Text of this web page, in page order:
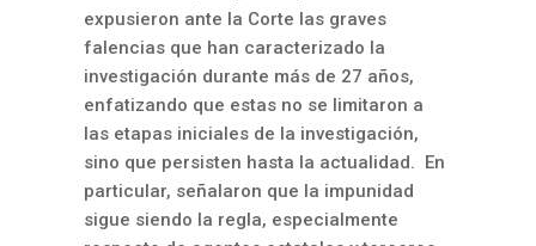
expusieron ante la Corte las graves
falencias que han caracterizado la
investigación durante más de 27 años,
enfatizando que estas no se limitaron a
las etapas iniciales de la investigación,
sino que persisten hasta la actualidad. En
particular, señalaron que la impunidad
sigue siendo la regla, especialmente